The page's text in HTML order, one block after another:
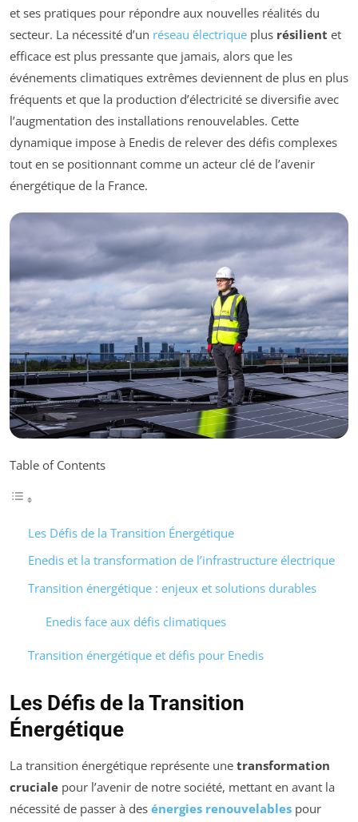
et ses pratiques pour répondre aux nouvelles réalités du
secteur. La nécessité d’un réseau électrique plus résilient et
efficace est plus pressante que jamais, alors que les
événements climatiques extrêmes deviennent de plus en plus
fréquents et que la production d’électricité se diversifie avec
l’augmentation des installations renouvelables. Cette
dynamique impose à Enedis de relever des défis complexes
tout en se positionnant comme un acteur clé de l’avenir
énergétique de la France.
Table of Contents
Les Défis de la Transition Énergétique
Enedis et la transformation de l’infrastructure électrique
Transition énergétique : enjeux et solutions durables
Enedis face aux défis climatiques
Transition énergétique et défis pour Enedis
Les Défis de la Transition
Énergétique
La transition énergétique représente une transformation
cruciale pour l’avenir de notre société, mettant en avant la
nécessité de passer à des énergies renouvelables pour